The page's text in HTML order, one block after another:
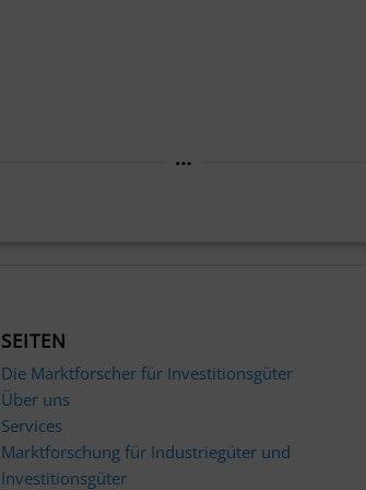
SEITEN
Die Marktforscher für Investitionsgüter
Über uns
Services
Marktforschung für Industriegüter und
Investitionsgüter